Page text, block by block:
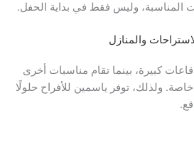
المناسبة، وليس فقط في بداية الحفل.
والمنازل
كبيرة، بينما تقام مناسبات أخرى
ولذلك، توفر ياسمين للأفراح حلولًا